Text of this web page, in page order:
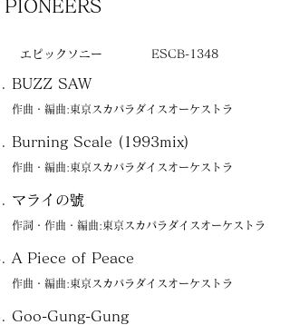
PIONEERS
エピックソニー ESCB-1348
BUZZ SAW
作曲・編曲:東京スカパラダイスオーケストラ
Burning Scale (1993mix)
作曲・編曲:東京スカパラダイスオーケストラ
マライの號
作詞・作曲・編曲:東京スカパラダイスオーケストラ
A Piece of Peace
作曲・編曲:東京スカパラダイスオーケストラ
Goo-Gung-Gung